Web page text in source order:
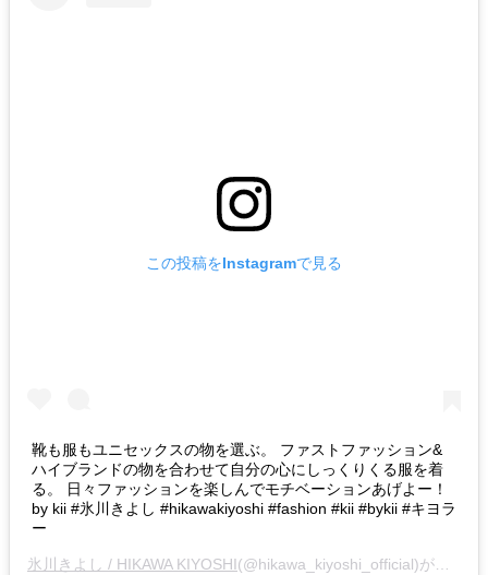
この投稿をInstagramで見る
靴も服もユニセックスの物を選ぶ。 ファストファッション&
ハイブランドの物を合わせて自分の心にしっくりくる服を着
る。 日々ファッションを楽しんでモチベーションあげよー！
by kii #氷川きよし #hikawakiyoshi #fashion #kii #bykii #キヨラ
ー
氷川きよし / HIKAWA KIYOSHI(@hikawa_kiyoshi_official)がシェアした投稿 -